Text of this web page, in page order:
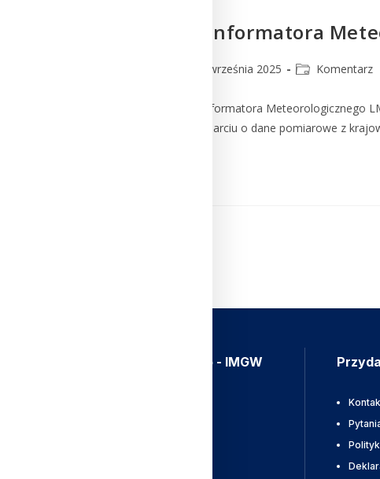
Nowy numer Informatora
22 września 2025 Komentarz
Ukazał się nowy numer Informatora Meteorologicznego
Informator powstaje w oparciu o dane pomiarowe z
Aplikacja Meteo - IMGW